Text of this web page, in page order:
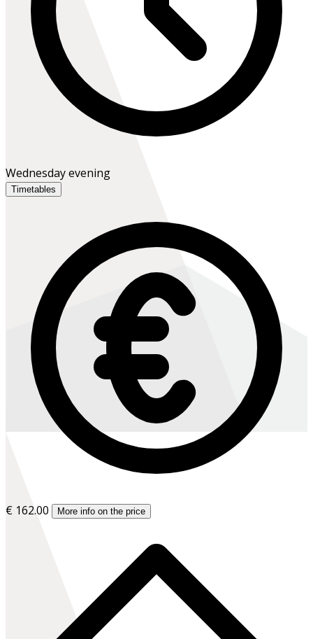
Wednesday evening
Timetables
€ 162.00 More info on the price